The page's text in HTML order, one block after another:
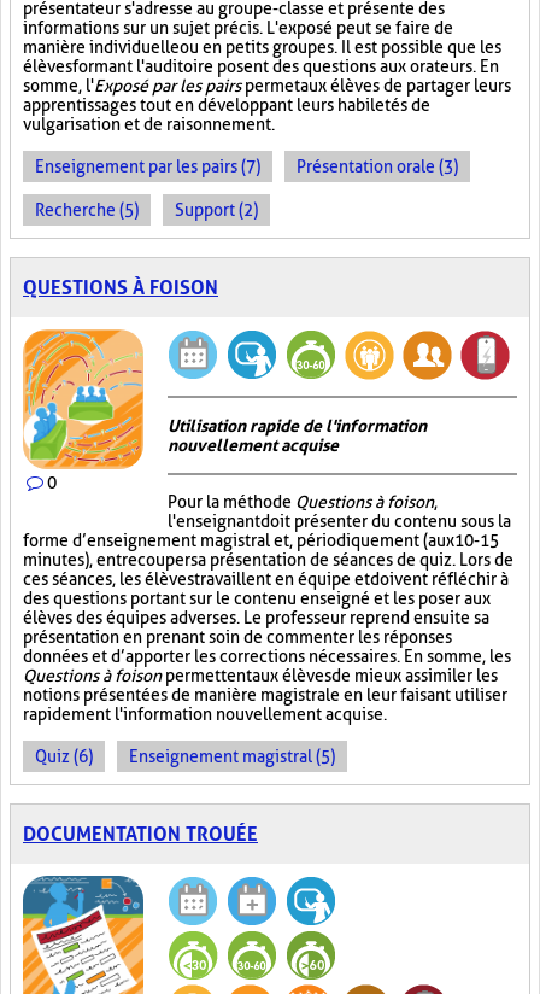
présentateur s'adresse au groupe-classe et présente des
informations sur un sujet précis. L'exposé peut se faire de
manière individuelle ou en petits groupes. Il est possible que les
élèves formant l'auditoire posent des questions aux orateurs. En
somme, l'Exposé par les pairspermet aux élèves de partager leurs
apprentissages tout en développant leurs habiletés de
vulgarisation et de raisonnement.
Enseignement par les pairs (7) Présentation orale (3)
Recherche (5) Support (2)
QUESTIONS À FOISON
0
Utilisation rapide de l'information
nouvellement acquise
Pour la méthode Questions à foison,
l'enseignant doit présenter du contenu sous la
forme d’enseignement magistral et, périodiquement (aux 10-15
minutes), entrecouper sa présentation de séances de quiz. Lors de
ces séances, les élèves travaillent en équipe et doivent réfléchir à
des questions portant sur le contenu enseigné et les poser aux
élèves des équipes adverses. Le professeur reprend ensuite sa
présentation en prenant soin de commenter les réponses
données et d’apporter les corrections nécessaires. En somme, les
Questions à foisonpermettent aux élèves de mieux assimiler les
notions présentées de manière magistrale en leur faisant utiliser
rapidement l'information nouvellement acquise.
Quiz (6) Enseignement magistral (5)
DOCUMENTATION TROUÉE